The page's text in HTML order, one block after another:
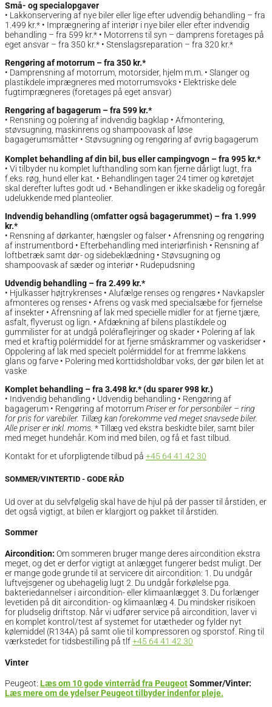
Små- og specialopgaver
• Lakkonservering af nye biler eller lige efter udvendig behandling – fra
1.499 kr.* • Imprægnering af interiør i nye biler eller efter indvendig
behandling – fra 599 kr.* • Motorrens til syn – damprens foretages på
eget ansvar – fra 350 kr.* • Stenslagsreparation – fra 320 kr.*
Rengøring af motorrum – fra 350 kr.*
• Damprensning af motorrum, motorsider, hjelm m.m. • Slanger og
plastikdele imprægneres med motorrumsvoks • Elektriske dele
fugtimprægneres (foretages på eget ansvar)
Rengøring af bagagerum – fra 599 kr.*
• Rensning og polering af indvendig bagklap • Afmontering,
støvsugning, maskinrens og shampoovask af løse
bagagerumsmåtter • Støvsugning og rengøring af øvrig bagagerum
Komplet behandling af din bil, bus eller campingvogn – fra 995 kr.*
• Vi tilbyder nu komplet lufthandling som kan fjerne dårligt lugt, fra
f.eks. røg, hund eller kat. • Behandlingen tager 24 timer og køretøjet
skal derefter luftes godt ud. • Behandlingen er ikke skadelig og foregår
udelukkende med planteolier.
Indvendig behandling (omfatter også bagagerummet) – fra 1.999
kr.*
• Rensning af dørkanter, hængsler og falser • Afrensning og rengøring
af instrumentbord • Efterbehandling med interiørfinish • Rensning af
loftbetræk samt dør- og sidebeklædning • Støvsugning og
shampoovask af sæder og interiør • Rudepudsning
Udvendig behandling – fra 2.499 kr.*
• Hjulkasser højtrykrenses • Alufælge renses og rengøres • Navkapsler
afmonteres og renses • Afrens og vask med specialsæbe for fjernelse
af insekter • Afrensning af lak med specielle midler for at fjerne tjære,
asfalt, flyverust og lign. • Afdækning af bilens plastikdele og
gummilister for at undgå poléraflejringer og skader • Polering af lak
med et kraftig polérmiddel for at fjerne småskrammer og vaskeridser •
Oppolering af lak med specielt polérmiddel for at fremme lakkens
glans og farve • Polering med korttidsholdbar voks, der gør bilen let at
vaske
Komplet behandling – fra 3.498 kr.* (du sparer 998 kr.)
• Indvendig behandling • Udvendig behandling • Rengøring af
bagagerum • Rengøring af motorrumPriser er for personbiler – ring
for pris for varebiler. Tillæg kan forekomme ved meget snavsede biler.
Alle priser er inkl. moms. * Tillæg ved ekstra beskidte biler, samt biler
med meget hundehår. Kom ind med bilen, og få et fast tilbud.
Kontakt for et uforpligtende tilbud på +45 64 41 42 30
SOMMER/VINTERTID - GODE RÅD
Ud over at du selvfølgelig skal have de hjul på der passer til årstiden, er
det også vigtigt, at bilen er klargjort og pakket til årstiden.
Sommer
Aircondition: Om sommeren bruger mange deres aircondition ekstra
meget, og det er derfor vigtigt at anlægget fungerer bedst muligt. Der
er mange gode grunde til at servicere dit aircondition: 1. Du undgår
luftvejsgener og ubehagelig lugt 2. Du undgår forkølelse pga.
bakteriedannelser i aircondition- eller klimaanlægget 3. Du forlænger
levetiden på dit aircondition- og klimaanlæg 4. Du mindsker risikoen
for pludselig driftstop. Når vi udfører service på aircondition, laver vi
en komplet kontrol/test af systemet for utætheder og fylder nyt
kølemiddel (R134A) på samt olie til kompressoren og sporstof. Ring til
værkstedet for tidsbestilling på tlf+45 64 41 42 30
Vinter
Peugeot: Læs om 10 gode vinterråd fra PeugeotSommer/Vinter:
Læs mere om de ydelser Peugeot tilbyder indenfor pleje.